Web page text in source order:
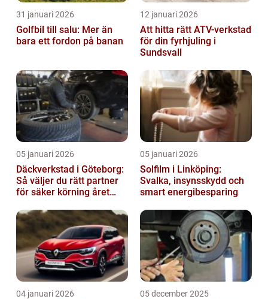
31 januari 2026
Golfbil till salu: Mer än
bara ett fordon på banan
12 januari 2026
Att hitta rätt ATV-verkstad
för din fyrhjuling i
Sundsvall
05 januari 2026
Däckverkstad i Göteborg:
Så väljer du rätt partner
för säker körning året
05 januari 2026
Solfilm i Linköping:
Svalka, insynsskydd och
smart energibesparing
04 januari 2026 05 december 2025